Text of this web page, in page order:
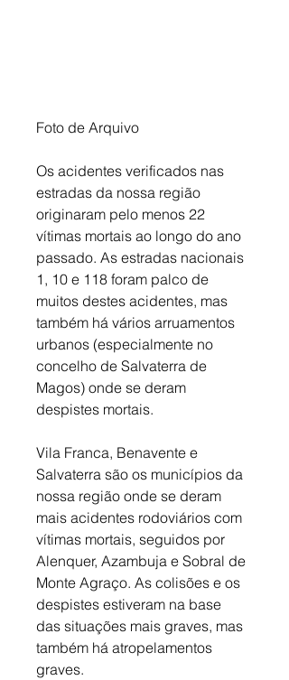
Foto de Arquivo
Os acidentes verificados nas
estradas da nossa região
originaram pelo menos 22
vítimas mortais ao longo do ano
passado. As estradas nacionais
1, 10 e 118 foram palco de
muitos destes acidentes, mas
também há vários arruamentos
urbanos (especialmente no
concelho de Salvaterra de
Magos) onde se deram
despistes mortais.
Vila Franca, Benavente e
Salvaterra são os municípios da
nossa região onde se deram
mais acidentes rodoviários com
vítimas mortais, seguidos por
Alenquer, Azambuja e Sobral de
Monte Agraço. As colisões e os
despistes estiveram na base
das situações mais graves, mas
também há atropelamentos
graves.